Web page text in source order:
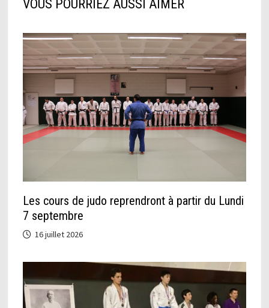
VOUS POURRIEZ AUSSI AIMER
Les cours de judo reprendront à partir du Lundi
7 septembre
16 juillet 2026